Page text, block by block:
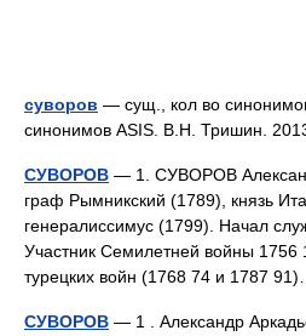
суворов — сущ., кол во
синонимов ASIS. В.Н. Тришин.
СУВОРОВ — 1. СУВОРОВ
граф Рымникский (1789), князь
генералиссимус (1799). Начал
Участник Семилетней войны 1756
турецких войн (1768 74 и 1787
СУВОРОВ — 1 . Александр